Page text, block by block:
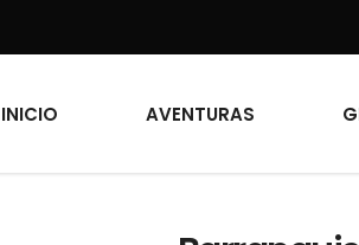
INICIO AVENTURAS